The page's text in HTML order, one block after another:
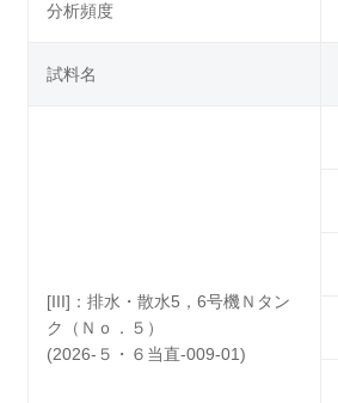
分析頻度
試料名
[III]：排水・散水5，6号機Ｎタン
ク（Ｎｏ．５）
(2026-５・６当直-009-01)